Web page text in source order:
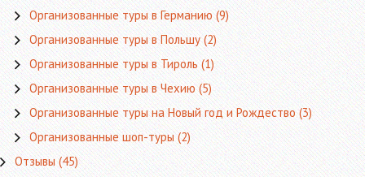
Организованные туры в Германию(9)
Организованные туры в Польшу(2)
Организованные туры в Тироль(1)
Организованные туры в Чехию(5)
Организованные туры на Новый год и Рождество(3)
Организованные шоп-туры(2)
Отзывы(45)